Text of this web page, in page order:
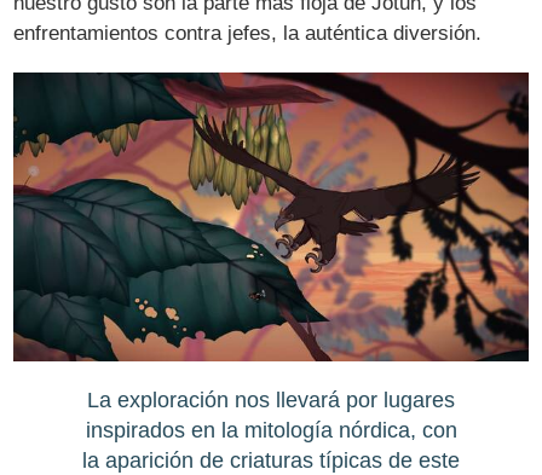
enfrentamientos contra jefes, la auténtica diversión.
La exploración nos llevará por lugares
inspirados en la mitología nórdica, con
la aparición de criaturas típicas de este